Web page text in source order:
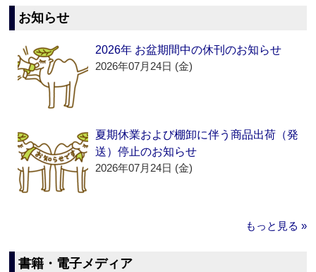
お知らせ
2026年 お盆期間中の休刊のお知らせ
2026年07月24日 (金)
夏期休業および棚卸に伴う商品出荷（発
送）停止のお知らせ
2026年07月24日 (金)
もっと見る »
書籍・電子メディア